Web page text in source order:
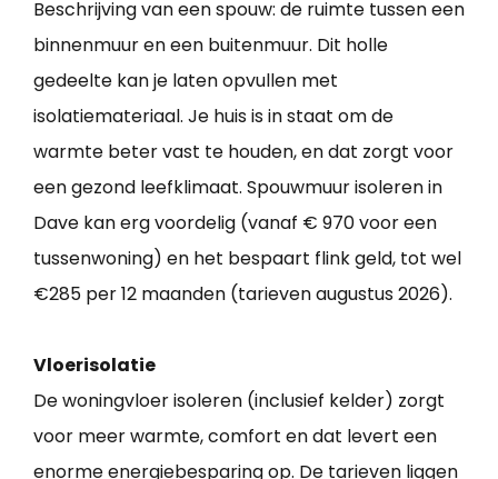
Beschrijving van een spouw: de ruimte tussen een
binnenmuur en een buitenmuur. Dit holle
gedeelte kan je laten opvullen met
isolatiemateriaal. Je huis is in staat om de
warmte beter vast te houden, en dat zorgt voor
een gezond leefklimaat. Spouwmuur isoleren in
Dave kan erg voordelig (vanaf € 970 voor een
tussenwoning) en het bespaart flink geld, tot wel
€285 per 12 maanden (tarieven augustus 2026).
Vloerisolatie
De woningvloer isoleren (inclusief kelder) zorgt
voor meer warmte, comfort en dat levert een
enorme energiebesparing op. De tarieven liggen